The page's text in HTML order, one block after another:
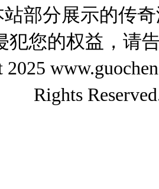
部分展示的传
犯您的权益，请
2025
Rights